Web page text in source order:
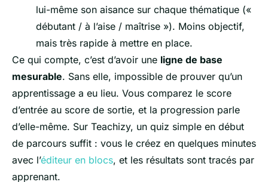
lui-même son aisance sur chaque thématique («
débutant / à l’aise / maîtrise »). Moins objectif,
mais très rapide à mettre en place.
Ce qui compte, c’est d’avoir une ligne de base
mesurable. Sans elle, impossible de prouver qu’un
apprentissage a eu lieu. Vous comparez le score
d’entrée au score de sortie, et la progression parle
d’elle-même. Sur Teachizy, un quiz simple en début
de parcours suffit : vous le créez en quelques minutes
avec l’éditeur en blocs, et les résultats sont tracés par
apprenant.